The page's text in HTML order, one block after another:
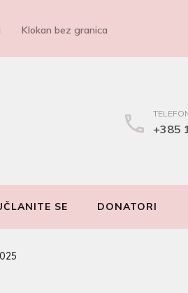
Klokan bez granica
+385
SE DONATORI